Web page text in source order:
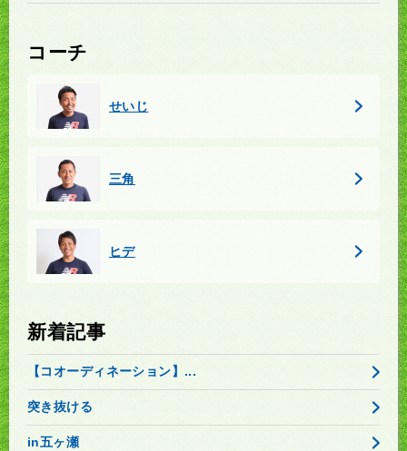
コーチ
せいじ
三角
ヒデ
新着記事
【コオーディネーション】...
突き抜ける
in五ヶ瀬